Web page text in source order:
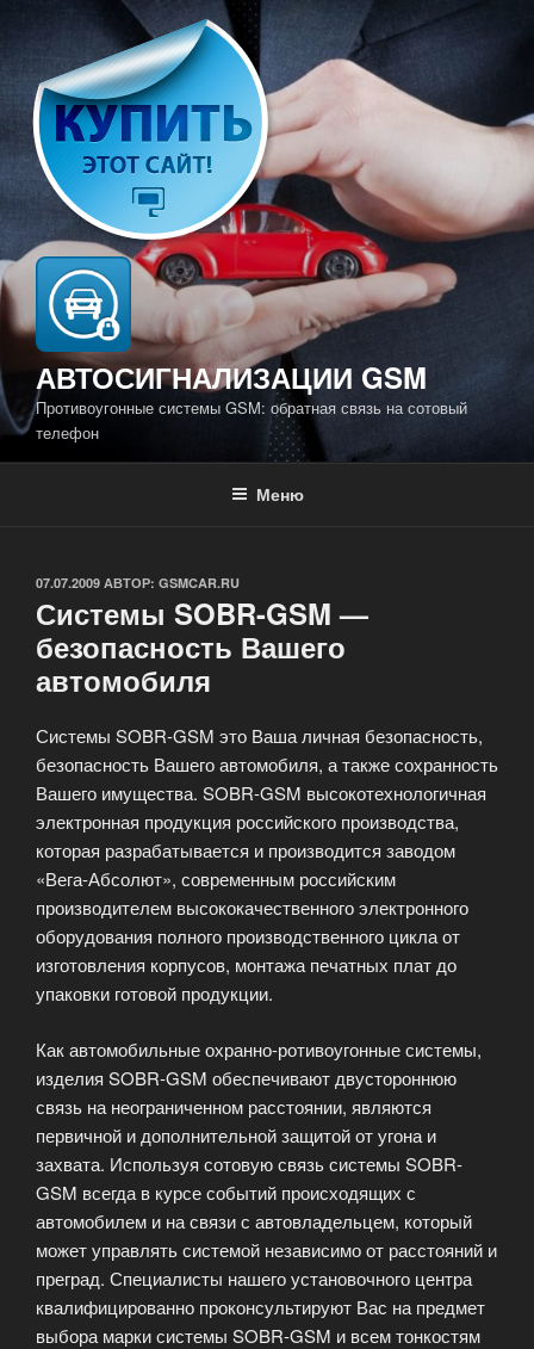
содержимому
АВТОСИГНАЛИЗАЦИИ GSM
Противоугонные системы GSM: обратная связь на сотовый
телефон
Меню
ОПУБЛИКОВАНО
07.07.2009 АВТОР: GSMCAR.RU
Системы SOBR-GSM —
безопасность Вашего
автомобиля
Системы SOBR-GSM это Ваша личная безопасность,
безопасность Вашего автомобиля, а также сохранность
Вашего имущества. SOBR-GSM высокотехнологичная
электронная продукция российского производства,
которая разрабатывается и производится заводом
«Вега-Абсолют», современным российским
производителем высококачественного электронного
оборудования полного производственного цикла от
изготовления корпусов, монтажа печатных плат до
упаковки готовой продукции.
Как автомобильные охранно-ротивоугонные системы,
изделия SOBR-GSM обеспечивают двустороннюю
связь на неограниченном расстоянии, являются
первичной и дополнительной защитой от угона и
захвата. Используя сотовую связь системы SOBR-
GSM всегда в курсе событий происходящих с
автомобилем и на связи с автовладельцем, который
может управлять системой независимо от расстояний и
преград. Специалисты нашего установочного центра
квалифицированно проконсультируют Вас на предмет
выбора марки системы SOBR-GSM и всем тонкостям